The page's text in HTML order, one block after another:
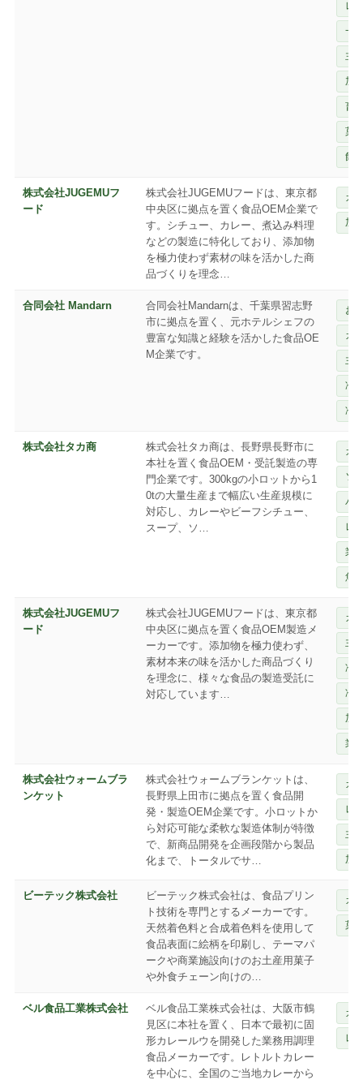
レ
一
主
加
畜
菓
飲
株式会社JUGEMUフ
ード
株式会社JUGEMUフードは、東京都
中央区に拠点を置く食品OEM企業で
す。シチュー、カレー、煮込み料理
などの製造に特化しており、添加物
を極力使わず素材の味を活かした商
品づくりを理念…
カ
加
合同会社 Mandarn
合同会社Mandarnは、千葉県習志野
市に拠点を置く、元ホテルシェフの
豊富な知識と経験を活かした食品OE
M企業です。
お
カ
主
冷
冷
株式会社タカ商
株式会社タカ商は、長野県長野市に
本社を置く食品OEM・受託製造の専
門企業です。300kgの小ロットから1
0tの大量生産まで幅広い生産規模に
対応し、カレーやビーフシチュー、
スープ、ソ…
カ
ソ
パ
レ
業
魚
株式会社JUGEMUフ
ード
株式会社JUGEMUフードは、東京都
中央区に拠点を置く食品OEM製造メ
ーカーです。添加物を極力使わず、
素材本来の味を活かした商品づくり
を理念に、様々な食品の製造受託に
対応しています…
カ
主
冷
冷
加
業
株式会社ウォームブラ
ンケット
株式会社ウォームブランケットは、
長野県上田市に拠点を置く食品開
発・製造OEM企業です。小ロットか
ら対応可能な柔軟な製造体制が特徴
で、新商品開発を企画段階から製品
化まで、トータルでサ…
カ
レ
主
加
ビーテック株式会社
ビーテック株式会社は、食品プリン
ト技術を専門とするメーカーです。
天然着色料と合成着色料を使用して
食品表面に絵柄を印刷し、テーマパ
ークや商業施設向けのお土産用菓子
や外食チェーン向けの…
カ
菓
ベル食品工業株式会社
ベル食品工業株式会社は、大阪市鶴
見区に本社を置く、日本で最初に固
形カレールウを開発した業務用調理
食品メーカーです。レトルトカレー
を中心に、全国のご当地カレーから
カ
レ